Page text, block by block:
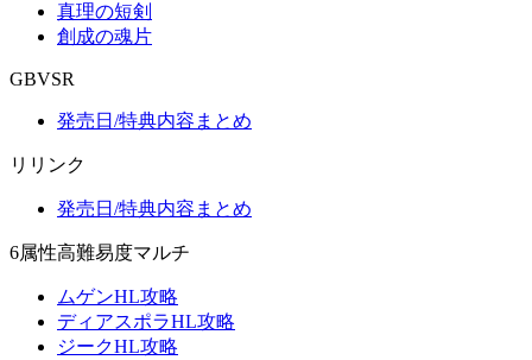
真理の短剣
創成の魂片
GBVSR
発売日/特典内容まとめ
リリンク
発売日/特典内容まとめ
6属性高難易度マルチ
ムゲンHL攻略
ディアスポラHL攻略
ジークHL攻略